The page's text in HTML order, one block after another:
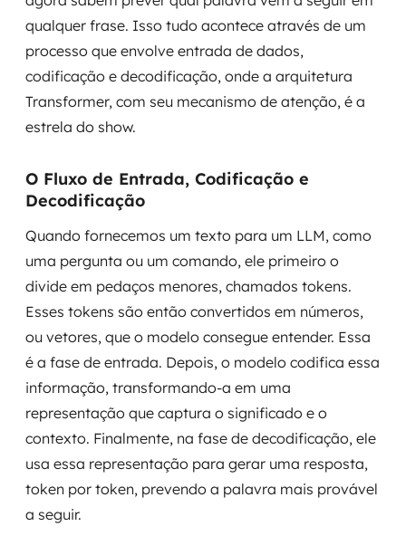
qualquer frase. Isso tudo acontece através de um
processo que envolve entrada de dados,
codificação e decodificação, onde a arquitetura
Transformer, com seu mecanismo de atenção, é a
estrela do show.
O Fluxo de Entrada, Codificação e
Decodificação
Quando fornecemos um texto para um LLM, como
uma pergunta ou um comando, ele primeiro o
divide em pedaços menores, chamados tokens.
Esses tokens são então convertidos em números,
ou vetores, que o modelo consegue entender. Essa
é a fase de entrada. Depois, o modelo codifica essa
informação, transformando-a em uma
representação que captura o significado e o
contexto. Finalmente, na fase de decodificação, ele
usa essa representação para gerar uma resposta,
token por token, prevendo a palavra mais provável
a seguir.